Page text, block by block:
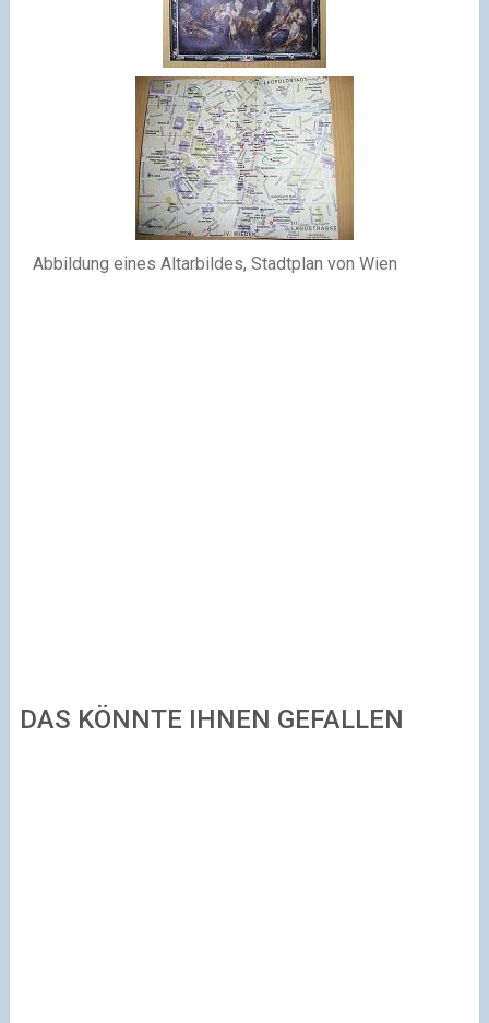
Abbildung eines Altarbildes, Stadtplan von Wien
DAS KÖNNTE IHNEN GEFALLEN